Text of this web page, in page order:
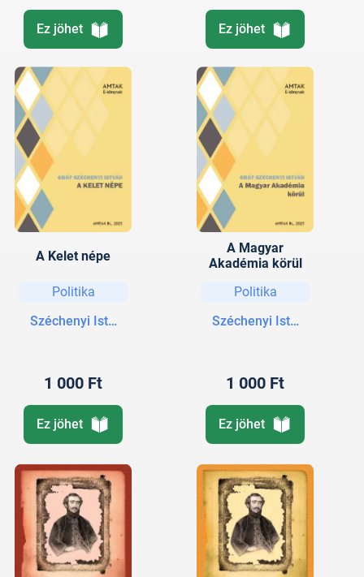
Ez jöhet Ez jöhet
A Kelet népe
Politika
Széchenyi István gróf
1 000 Ft
Ez jöhet
A Magyar
Akadémia körül
Politika
Széchenyi István gróf
1 000 Ft
Ez jöhet